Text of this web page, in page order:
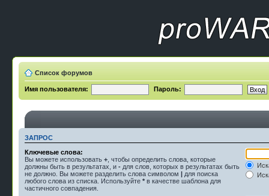
Список форумов
Имя пользователя: Пароль:
ЗАПРОС
Ключевые слова:
Вы можете использовать + , чтобы определить слова, которые
должны быть в результатах, и - для слов, которых в результатах быть
не должно. Вы можете разделить слова символом | для поиска
любого слова из списка. Используйте * в качестве шаблона для
частичного совпадения.